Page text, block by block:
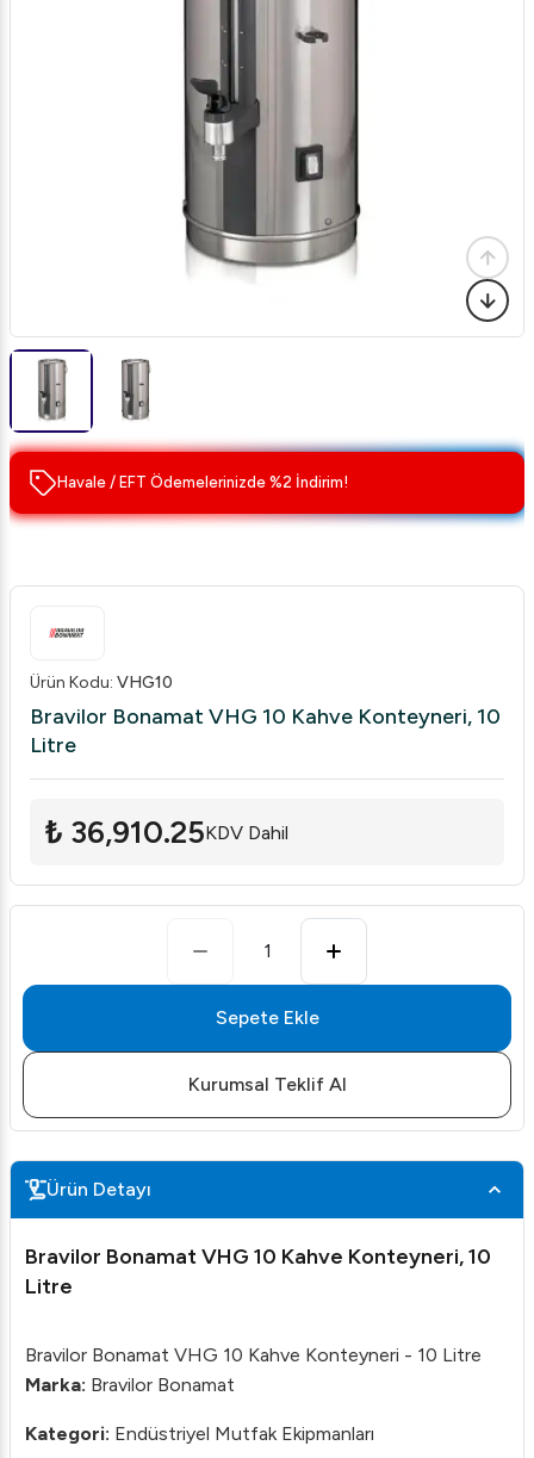
Havale / EFT Ödemelerinizde %2 İndirim!
Ürün Kodu: VHG10
Bravilor Bonamat VHG 10 Kahve Konteyneri, 10
Litre
₺ 36,910.25KDV Dahil
1
Sepete Ekle
Kurumsal Teklif Al
Ürün Detayı
Bravilor Bonamat VHG 10 Kahve Konteyneri, 10
Litre
Bravilor Bonamat VHG 10 Kahve Konteyneri - 10 Litre
Marka: Bravilor Bonamat
Kategori: Endüstriyel Mutfak Ekipmanları